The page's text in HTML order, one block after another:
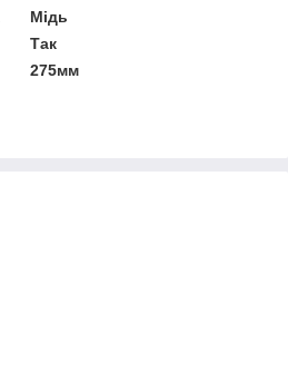
Мідь
Так
275мм